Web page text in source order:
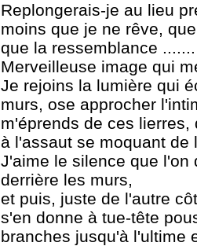
Replongerais-je au lieu
moins que je ne rêve,
que la ressemblance .......
Merveilleuse image qui
Je rejoins la lumière qui
murs, ose approcher
m'éprends de ces
à l'assaut se moquant de
J'aime le silence que l'on
derrière les murs,
et puis, juste de l'autre
s'en donne à tue-tête
branches jusqu'à l'ultime